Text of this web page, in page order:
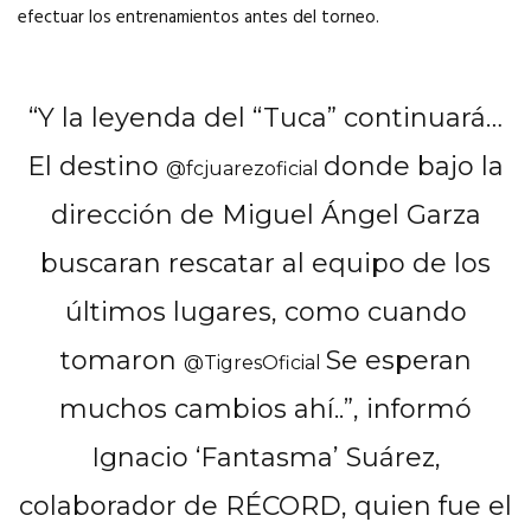
efectuar los entrenamientos antes del torneo.
“Y la leyenda del “Tuca” continuará…
El destino @fcjuarezoficial donde bajo la
dirección de Miguel Ángel Garza
buscaran rescatar al equipo de los
últimos lugares, como cuando
tomaron @TigresOficial Se esperan
muchos cambios ahí..”, informó
Ignacio ‘Fantasma’ Suárez,
colaborador de RÉCORD, quien fue el